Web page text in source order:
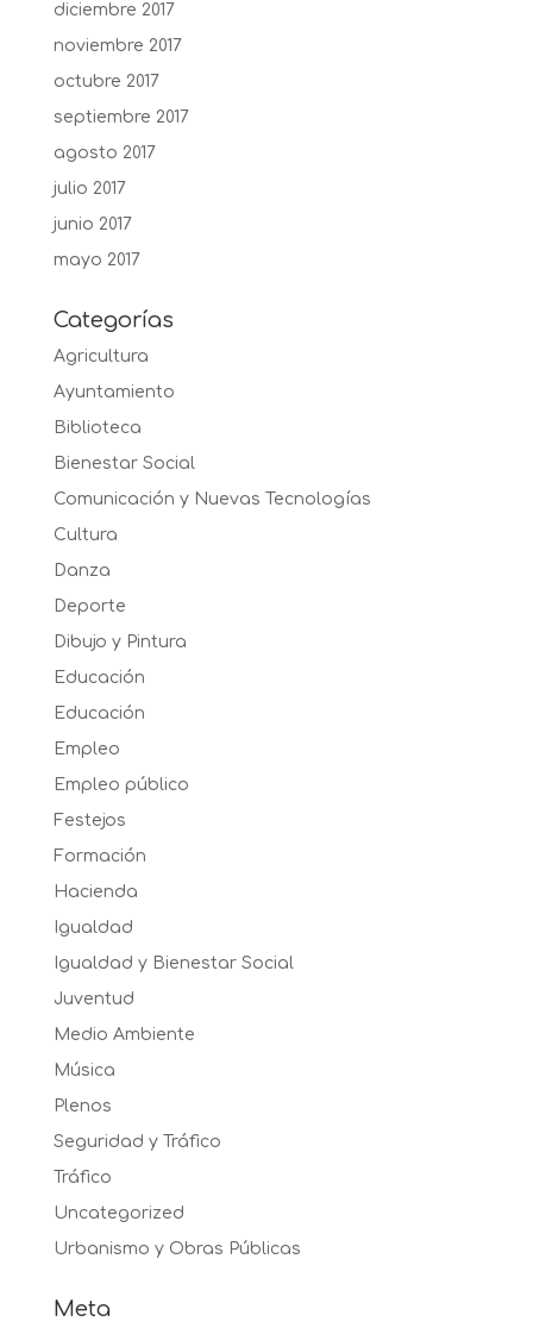
diciembre 2017
noviembre 2017
octubre 2017
septiembre 2017
agosto 2017
julio 2017
junio 2017
mayo 2017
Categorías
Agricultura
Ayuntamiento
Biblioteca
Bienestar Social
Comunicación y Nuevas Tecnologías
Cultura
Danza
Deporte
Dibujo y Pintura
Educación
Educación
Empleo
Empleo público
Festejos
Formación
Hacienda
Igualdad
Igualdad y Bienestar Social
Juventud
Medio Ambiente
Música
Plenos
Seguridad y Tráfico
Tráfico
Uncategorized
Urbanismo y Obras Públicas
Meta